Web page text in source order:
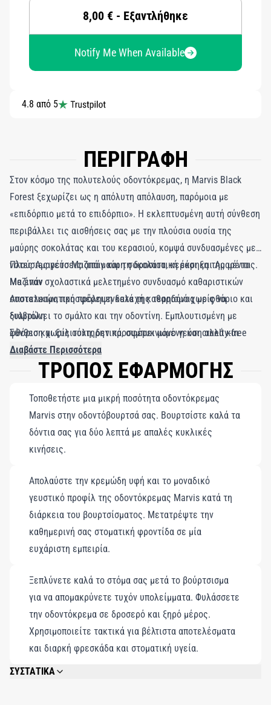
8,00 € - Εξαντλήθηκε
Notify Me When Available
4.8 από 5
ΠΕΡΙΓΡΑΦΗ
Στον κόσμο της πολυτελούς οδοντόκρεμας, η Marvis Black
Forest ξεχωρίζει ως η απόλυτη απόλαυση, παρόμοια με
«επιδόρπιο μετά το επιδόρπιο». Η εκλεπτυσμένη αυτή σύνθεση
περιβάλλει τις αισθήσεις σας με την πλούσια ουσία της
μαύρης σοκολάτας και του κερασιού, κομψά συνδυασμένες με
νότες Αμαρέτο Μαζιπάν και τη δροσιστική έκρηξη της μέντας.
Με έναν σχολαστικά μελετημένο συνδυασμό καθαριστικών
συστατικών, προσφέρει ενδελεχή καθαρισμό χωρίς να
διαβρώνει το σμάλτο και την οδοντίνη. Εμπλουτισμένη με
φθόριο και ξυλιτόλη, δεν προσφέρει μόνο γεύση αλλά και
ενεργή πρόληψη κατά της τερηδόνας και ρύθμιση της
στοματικής μικροχλωρίδας. Η Marvis Black Forest διαθέτει
συστατικά, προσφέροντας μια έντονα απολαυστική εμπειρία
που μετατρέπει την καθημερινή στοματική υγιεινή σε
απόλαυση υψηλού επιπέδου.
Πλούσιες γεύσεις από μαύρη σοκολάτα, κεράσι και Αμαρέτο
Μαζιπάν
Αποτελεσματική πρόληψη κατά της τερηδόνας με φθόριο και
ξυλιτόλη
Σύνθεση χωρίς συντηρητικά, συμπυκνωμένη και cruelty-free
Διαβάστε Περισσότερα
ΤΡΟΠΟΣ ΕΦΑΡΜΟΓΗΣ
Τοποθετήστε μια μικρή ποσότητα οδοντόκρεμας
Marvis στην οδοντόβουρτσά σας. Βουρτσίστε καλά τα
δόντια σας για δύο λεπτά με απαλές κυκλικές
κινήσεις.
Απολαύστε την κρεμώδη υφή και το μοναδικό
γευστικό προφίλ της οδοντόκρεμας Marvis κατά τη
διάρκεια του βουρτσίσματος. Μετατρέψτε την
καθημερινή σας στοματική φροντίδα σε μία
ευχάριστη εμπειρία.
Ξεπλύνετε καλά το στόμα σας μετά το βούρτσισμα
για να απομακρύνετε τυχόν υπολείμματα. Φυλάσσετε
την οδοντόκρεμα σε δροσερό και ξηρό μέρος.
Χρησιμοποιείτε τακτικά για βέλτιστα αποτελέσματα
και διαρκή φρεσκάδα και στοματική υγεία.
ΣΥΣΤΑΤΙΚΑ